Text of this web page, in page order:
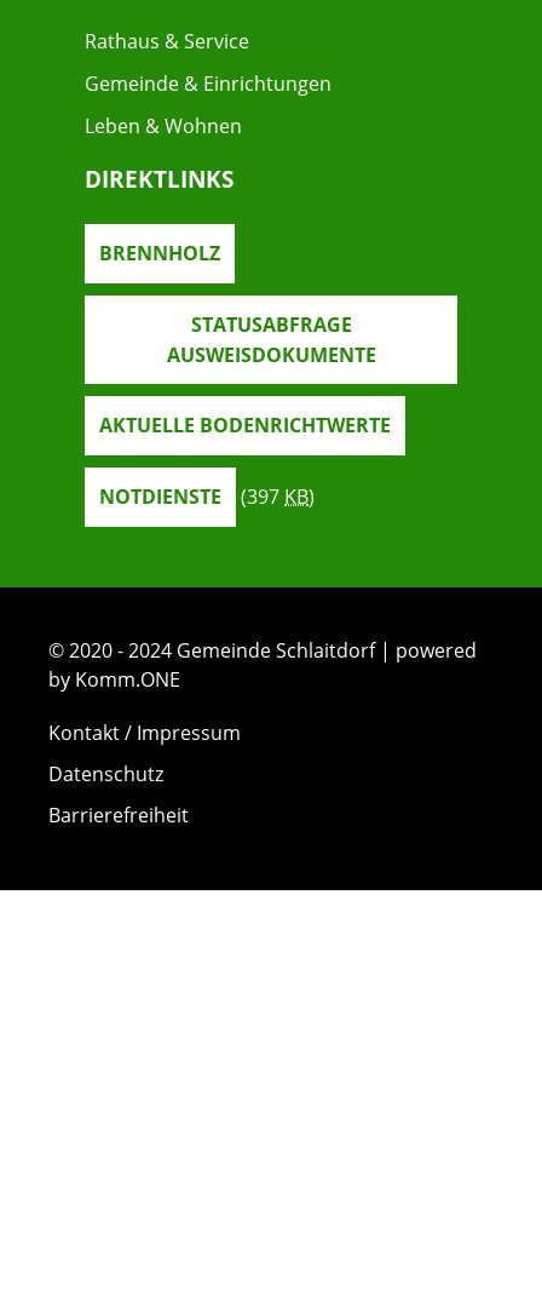
Rathaus & Service
Gemeinde & Einrichtungen
Leben & Wohnen
DIREKTLINKS
BRENNHOLZ
STATUSABFRAGE
AUSWEISDOKUMENTE
AKTUELLE BODENRICHTWERTE
NOTDIENSTE (397 KB)
© 2020 - 2024 Gemeinde Schlaitdorf | powered
by Komm.ONE
Kontakt / Impressum
Datenschutz
Barrierefreiheit